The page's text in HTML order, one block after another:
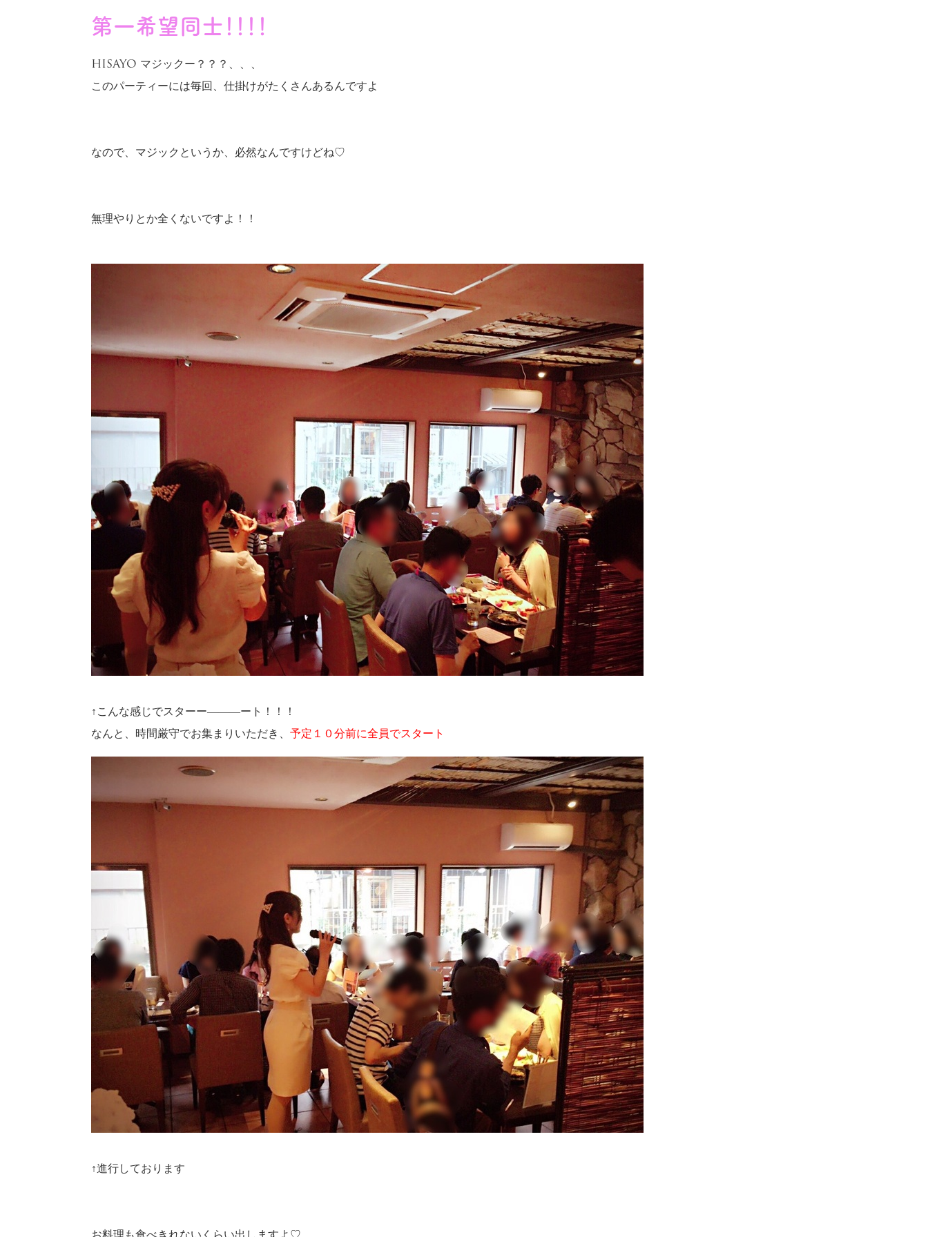
第一希望同士！！！！
HISAYO マジックー？？？、、、
このパーティーには毎回、仕掛けがたくさんあるんですよ
なので、マジックというか、必然なんですけどね♡
無理やりとか全くないですよ！！
↑こんな感じでスターー―――ート！！！
なんと、時間厳守でお集まりいただき、 予定１０分前に全員でスタート
↑進行しております